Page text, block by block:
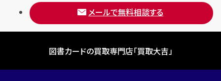
メールで無料相談する
図書カードの買取専門店「買取大吉」